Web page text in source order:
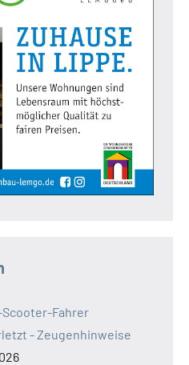
Scooter-Fahrer
- Zeugenhinweise